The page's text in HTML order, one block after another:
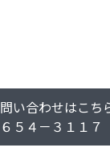
い合わせはこち
５４－３１１７